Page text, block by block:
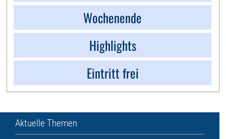
Wochenende
Highlights
Eintritt frei
Aktuelle Themen